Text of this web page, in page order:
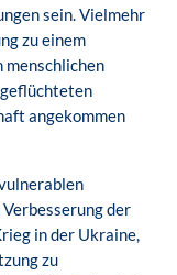
sein. Vielmehr
zu einem
angekommen
der
in der Ukraine,
zu